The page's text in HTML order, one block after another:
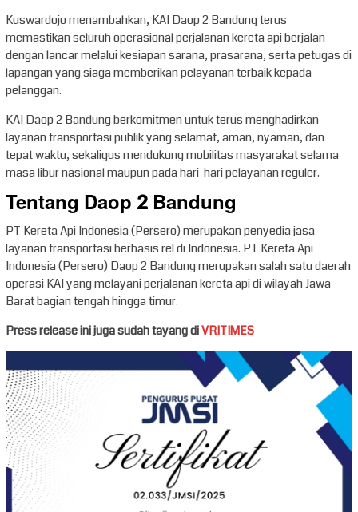
Kuswardojo menambahkan, KAI Daop 2 Bandung terus
memastikan seluruh operasional perjalanan kereta api berjalan
dengan lancar melalui kesiapan sarana, prasarana, serta petugas di
lapangan yang siaga memberikan pelayanan terbaik kepada
pelanggan.
KAI Daop 2 Bandung berkomitmen untuk terus menghadirkan
layanan transportasi publik yang selamat, aman, nyaman, dan
tepat waktu, sekaligus mendukung mobilitas masyarakat selama
masa libur nasional maupun pada hari-hari pelayanan reguler.
Tentang Daop 2 Bandung
PT Kereta Api Indonesia (Persero) merupakan penyedia jasa
layanan transportasi berbasis rel di Indonesia. PT Kereta Api
Indonesia (Persero) Daop 2 Bandung merupakan salah satu daerah
operasi KAI yang melayani perjalanan kereta api di wilayah Jawa
Barat bagian tengah hingga timur.
Press release ini juga sudah tayang diVRITIMES